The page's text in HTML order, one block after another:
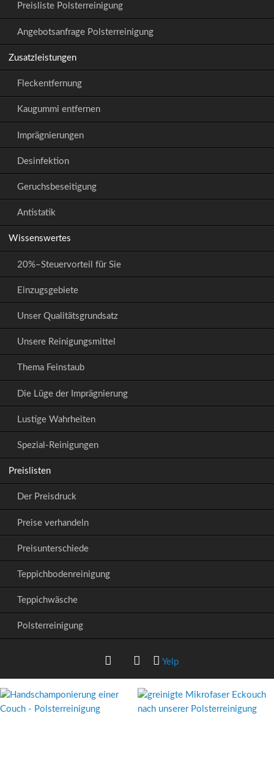
Preisliste Polsterreinigung
Angebotsanfrage Polsterreinigung
Zusatzleistungen
Fleckentfernung
Kaugummi entfernen
Imprägnierungen
Desinfektion
Geruchsbeseitigung
Antistatik
Wissenswertes
20%–Steuervorteil für Sie
Einzugsgebiete
Unser Qualitätsgrundsatz
Unsere Reinigungsmittel
Thema Feinstaub
Die Lüge der Imprägnierung
Lustige Wahrheiten
Spezial-Reinigungen
Preislisten
Der Preisdruck
Preise verhandeln
Preisunterschiede
Teppichbodenreinigung
Teppichwäsche
Polsterreinigung
Google+ Facebook
Yelp